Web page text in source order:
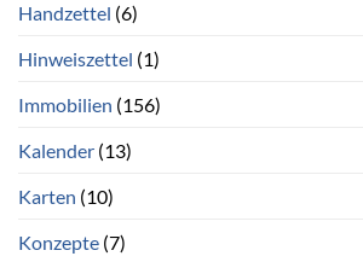
Handzettel (6)
Hinweiszettel (1)
Immobilien (156)
Kalender (13)
Karten (10)
Konzepte (7)